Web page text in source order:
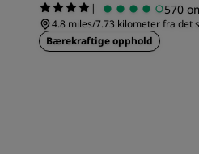
| 570
4.8 miles/7.73 kilometer fra det
Bærekraftige opphold